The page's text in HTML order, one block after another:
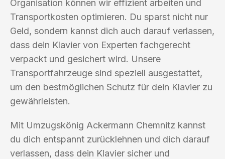
Organisation können wir effizient arbeiten und
Transportkosten optimieren. Du sparst nicht nur
Geld, sondern kannst dich auch darauf verlassen,
dass dein Klavier von Experten fachgerecht
verpackt und gesichert wird. Unsere
Transportfahrzeuge sind speziell ausgestattet,
um den bestmöglichen Schutz für dein Klavier zu
gewährleisten.
Mit Umzugskönig Ackermann Chemnitz kannst
du dich entspannt zurücklehnen und dich darauf
verlassen, dass dein Klavier sicher und